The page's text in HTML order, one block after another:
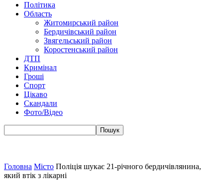
Політика
Область
Житомирський район
Бердичівський район
Звягельський район
Коростенський район
ДТП
Кримінал
Гроші
Спорт
Цікаво
Скандали
Фото/Відео
Головна Місто Поліція шукає 21-річного бердичівлянина,
який втік з лікарні